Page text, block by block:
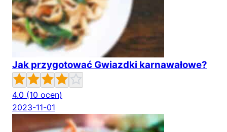
Jak przygotować Gwiazdki karnawałowe?
4.0 (10 ocen)
2023-11-01